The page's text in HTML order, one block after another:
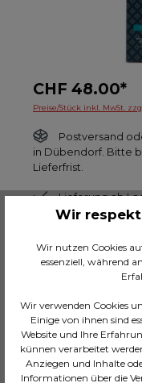
CHF 48.00*
Preise/Stück inkl. MwSt.
Postversand
in Dübendorf. Bitte
Lieferfrist.
Lieferung ab
Anzahl
In
Zum Merkzettel
Wir
Wir nutzen Cookies
essenziell, während
Wir verwenden Cookies
Einige von ihnen sind
Website und Ihre
künnen verarbeitet
Anziegen und Inhalte
Informationen über die